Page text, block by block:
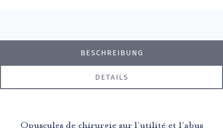
BESCHREIBUNG
DETAILS
Opuscules de chirurgie sur l'utilité et l'abus